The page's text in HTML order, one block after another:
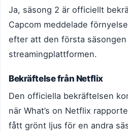
Ja, säsong 2 är officiellt
Capcom meddelade
efter att den första
streamingplattformen.
Bekräftelse från Netflix
Den officiella bekräftelsen
när What’s on Netflix
fått grönt ljus för en andra